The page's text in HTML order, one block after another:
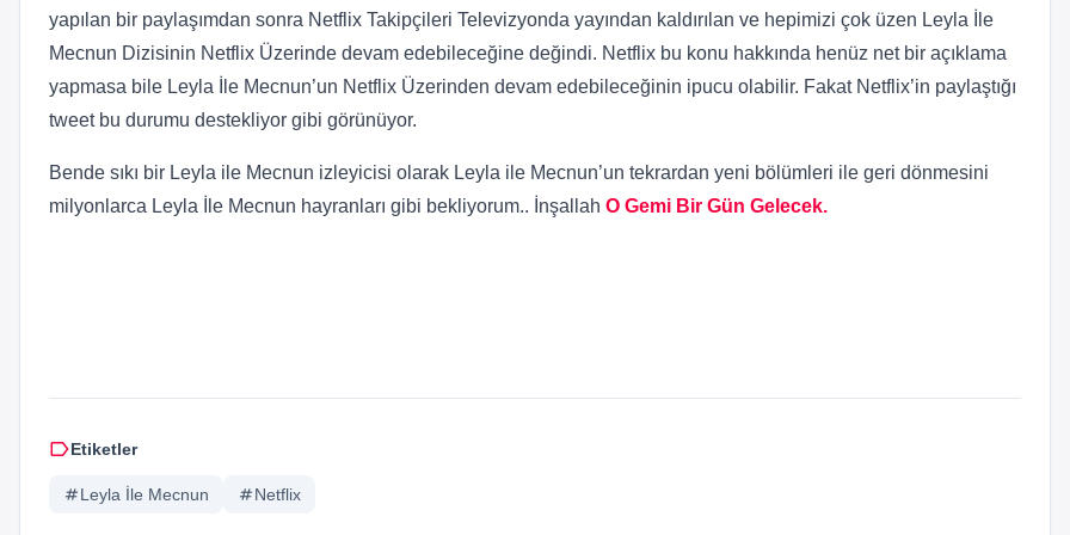
yapılan bir paylaşımdan sonra Netflix Takipçileri Televizyonda yayından kaldırılan ve hepimizi çok üzen Leyla İle
Mecnun Dizisinin Netflix Üzerinde devam edebileceğine değindi. Netflix bu konu hakkında henüz net bir açıklama
yapmasa bile Leyla İle Mecnun’un Netflix Üzerinden devam edebileceğinin ipucu olabilir. Fakat Netflix’in paylaştığı
tweet bu durumu destekliyor gibi görünüyor.
Bende sıkı bir Leyla ile Mecnun izleyicisi olarak Leyla ile Mecnun’un tekrardan yeni bölümleri ile geri dönmesini
milyonlarca Leyla İle Mecnun hayranları gibi bekliyorum.. İnşallah O Gemi Bir Gün Gelecek.
labelEtiketler
tagLeyla İle Mecnun tagNetflix